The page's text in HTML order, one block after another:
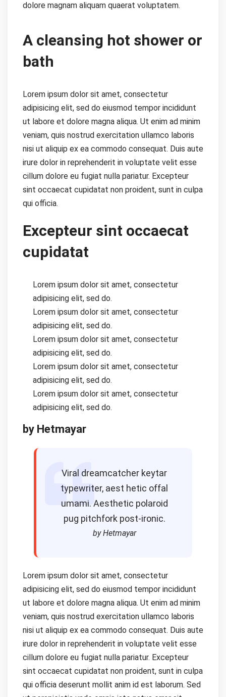
dolore magnam aliquam quaerat voluptatem.
A cleansing hot shower or
bath
Lorem ipsum dolor sit amet, consectetur
adipisicing elit, sed do eiusmod tempor incididunt
ut labore et dolore magna aliqua. Ut enim ad minim
veniam, quis nostrud exercitation ullamco laboris
nisi ut aliquip ex ea commodo consequat. Duis aute
irure dolor in reprehenderit in voluptate velit esse
cillum dolore eu fugiat nulla pariatur. Excepteur
sint occaecat cupidatat non proident, sunt in culpa
qui officia.
Excepteur sint occaecat
cupidatat
Lorem ipsum dolor sit amet, consectetur
adipisicing elit, sed do.
Lorem ipsum dolor sit amet, consectetur
adipisicing elit, sed do.
Lorem ipsum dolor sit amet, consectetur
adipisicing elit, sed do.
Lorem ipsum dolor sit amet, consectetur
adipisicing elit, sed do.
Lorem ipsum dolor sit amet, consectetur
adipisicing elit, sed do.
by Hetmayar
Viral dreamcatcher keytar
typewriter, aest hetic offal
umami. Aesthetic polaroid
pug pitchfork post-ironic.
by Hetmayar
Lorem ipsum dolor sit amet, consectetur
adipisicing elit, sed do eiusmod tempor incididunt
ut labore et dolore magna aliqua. Ut enim ad minim
veniam, quis nostrud exercitation ullamco laboris
nisi ut aliquip ex ea commodo consequat. Duis aute
irure dolor in reprehenderit in voluptate velit esse
cillum dolore eu fugiat nulla pariatur. Excepteur
sint occaecat cupidatat non proident, sunt in culpa
qui officia deserunt mollit anim id est laborum. Sed